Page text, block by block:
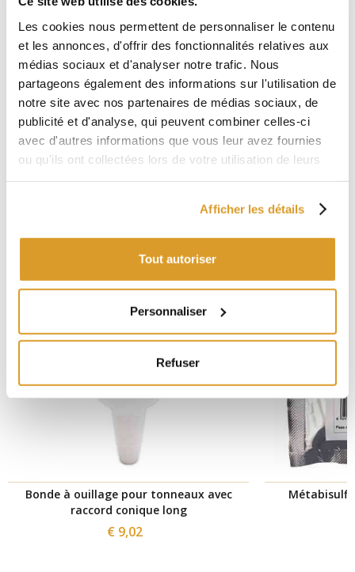
Les cookies nous permettent de personnaliser le contenu
et les annonces, d'offrir des fonctionnalités relatives aux
médias sociaux et d'analyser notre trafic. Nous
partageons également des informations sur l'utilisation de
notre site avec nos partenaires de médias sociaux, de
publicité et d'analyse, qui peuvent combiner celles-ci
avec d'autres informations que vous leur avez fournies
ou qu'ils ont collectées lors de votre utilisation de leurs
Afficher les détails
Tout autoriser
Personnaliser
Refuser
Bonde à ouillage pour tonneaux avec
raccord conique long
€ 9,02